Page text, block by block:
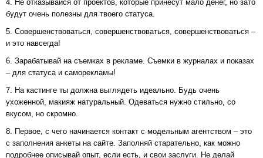
4. Не отказывайся от проектов, которые принесут мало денег, но зато
будут очень полезны для твоего статуса.
5. Совершенствоваться, совершенствоваться, совершенствоваться –
и это навсегда!
6. Зарабатывай на съемках в рекламе. Съемки в журналах и показах
– для статуса и саморекламы!
7. На кастинге ты должна выглядеть идеально. Будь очень
ухоженной, макияж натуральный. Одеваться нужно стильно, со
вкусом, но скромно.
8. Первое, с чего начинается контакт с модельным агентством – это
с заполнения анкеты на сайте. Заполняй старательно, как можно
подробнее описывай опыт, если есть, и свои заслуги. Не делай